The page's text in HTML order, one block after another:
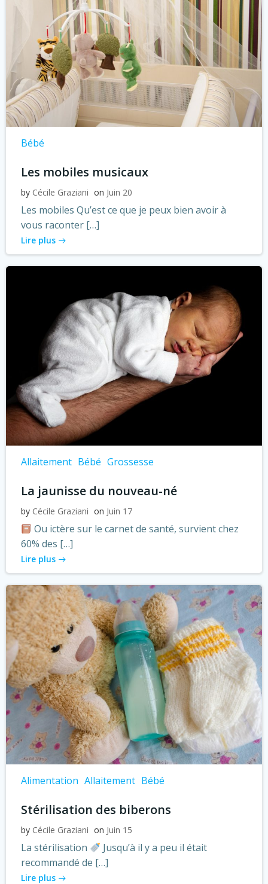
Bébé
Les mobiles musicaux
by Cécile Graziani on Juin 20
Les mobiles Qu’est ce que je peux bien avoir à
vous raconter […]
Lire plus
Allaitement Bébé Grossesse
La jaunisse du nouveau-né
by Cécile Graziani on Juin 17
Ou ictère sur le carnet de santé, survient chez
60% des […]
Lire plus
Alimentation Allaitement Bébé
Stérilisation des biberons
by Cécile Graziani on Juin 15
La stérilisation
Jusqu’à il y a peu il était
recommandé de […]
Lire plus